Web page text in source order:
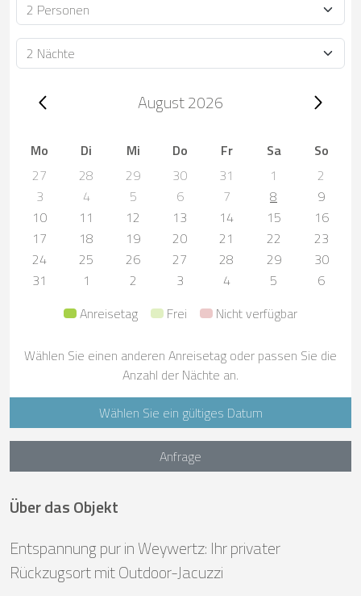
Personen
Dauer
Trip dates, August 2026August 2026
Mo Di Mi Do Fr Sa
So
27
28 29 30 31 1
2
3
4 5 6 7 8
9
10
11 12 13 14 15
16
17
18 19 20 21 22
23
24
25 26 27 28 29
30
31
1 2 3 4 5
6
Anreisetag
Frei Nicht verfügbar
Wählen Sie einen anderen Anreisetag oder passen Sie die
Anzahl der Nächte an.
Wählen Sie ein gültiges Datum
Anfrage
Über das Objekt
Entspannung pur in Weywertz: Ihr privater
Rückzugsort mit Outdoor-Jacuzzi